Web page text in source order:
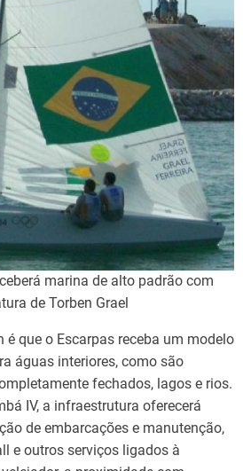
marina de alto padrão com
de Torben Grael
é que o Escarpas receba um modelo
águas interiores, como são
fechados, lagos e rios.
IV, a infraestrutura oferecerá
de embarcações e manutenção,
e outros serviços ligados à